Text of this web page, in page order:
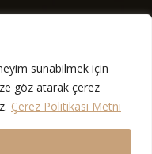
sunabilmek için
göz atarak çerez
Çerez Politikası Metni